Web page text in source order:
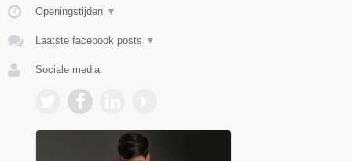
Openingstijden ▼
Laatste facebook posts ▼
Sociale media: